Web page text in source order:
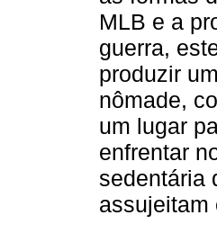
MLB e a
guerra,
produzir
nômade,
um lugar
enfrentar
sedentária
assujeitam